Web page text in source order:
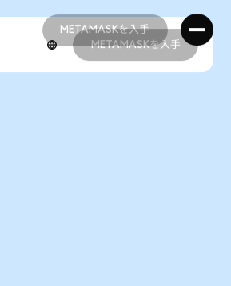
METAMASKを入手
METAMASKを入手
METAMASKを入手